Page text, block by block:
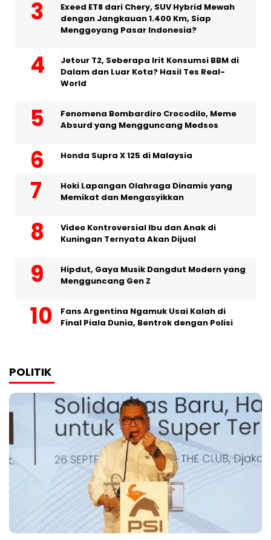
Exeed ET8 dari Chery, SUV Hybrid Mewah
dengan Jangkauan 1.400 Km, Siap
Menggoyang Pasar Indonesia?
Jetour T2, Seberapa Irit Konsumsi BBM di
Dalam dan Luar Kota? Hasil Tes Real-
World
Fenomena Bombardiro Crocodilo, Meme
Absurd yang Mengguncang Medsos
Honda Supra X 125 di Malaysia
Hoki Lapangan Olahraga Dinamis yang
Memikat dan Mengasyikkan
Video Kontroversial Ibu dan Anak di
Kuningan Ternyata Akan Dijual
Hipdut, Gaya Musik Dangdut Modern yang
Mengguncang Gen Z
Fans Argentina Ngamuk Usai Kalah di
Final Piala Dunia, Bentrok dengan Polisi
POLITIK